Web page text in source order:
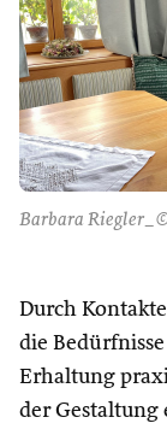
Barbara
Durch
die
Erhaltung
der Gestaltung